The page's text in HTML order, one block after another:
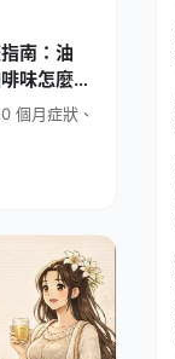
南：油
味怎麼避
個月症狀、